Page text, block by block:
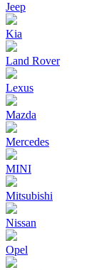
Jeep
Kia
Land Rover
Lexus
Mazda
Mercedes
MINI
Mitsubishi
Nissan
Opel